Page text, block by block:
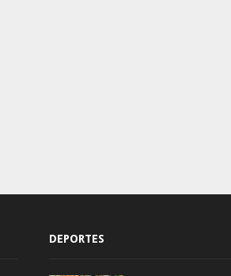
DEPORTES